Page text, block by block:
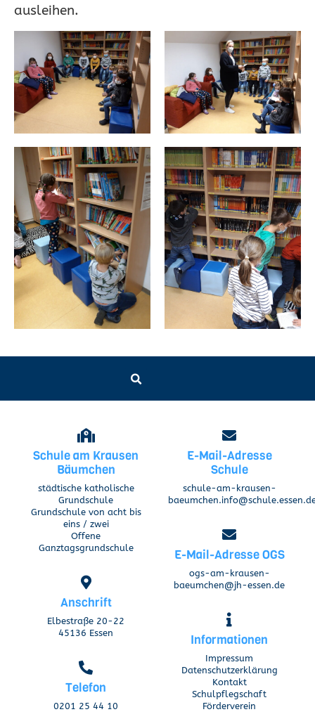
ausleihen.
Schule am Krausen
Bäumchen
städtische katholische
Grundschule
Grundschule von acht bis
eins / zwei
Offene
Ganztagsgrundschule
Anschrift
Elbestraße 20-22
45136 Essen
Telefon
0201 25 44 10
E-Mail-Adresse
Schule
schule-am-krausen-
E-Mail-Adresse OGS
ogs-am-krausen-
baeumchen@jh-essen.de
Informationen
Impressum
Datenschutzerklärung
Kontakt
Schulpflegschaft
Förderverein